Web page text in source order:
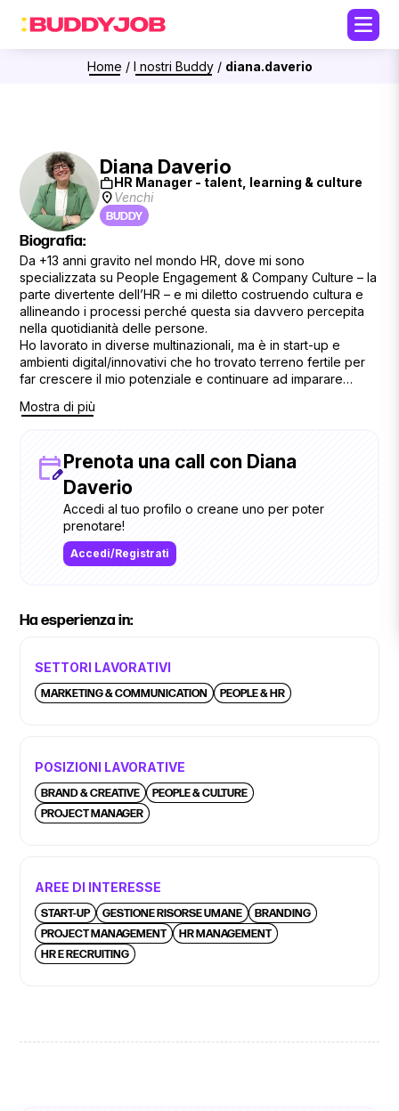
Home / I nostri Buddy/ diana.daverio
Diana Daverio
workHR Manager - talent, learning & culture
location_onVenchi
BUDDY
Biografia:
Da +13 anni gravito nel mondo HR, dove mi sono
specializzata su People Engagement & Company Culture – la
parte divertente dell’HR – e mi diletto costruendo cultura e
allineando i processi perché questa sia davvero percepita
nella quotidianità delle persone.
Ho lavorato in diverse multinazionali, ma è in start-up e
ambienti digital/innovativi che ho trovato terreno fertile per
far crescere il mio potenziale e continuare ad imparare
Oggi lavoro in Venchi con una sfida molto chiara:
Divertirmi e rendere migliori le giornate di chi lavora insieme
a me è uno dei miei must have!
Mostra di più
Prenota una call con Diana
Daverio
Accedi al tuo profilo o creane uno per poter
prenotare!
Accedi/Registrati
Ha esperienza in:
SETTORI LAVORATIVI
MARKETING & COMMUNICATION PEOPLE & HR
POSIZIONI LAVORATIVE
BRAND & CREATIVE
PEOPLE & CULTURE
PROJECT MANAGER
AREE DI INTERESSE
START-UP GESTIONE RISORSE UMANE
BRANDING
PROJECT MANAGEMENT
HR MANAGEMENT
HR E RECRUITING